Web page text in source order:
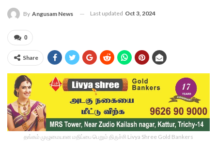
By Angusam News Last updated Oct 3, 2024
0
Share
தங்கம் முழுமையான மதிப்பை பெறும் திருச்சி Livya Shree Gold Bankers